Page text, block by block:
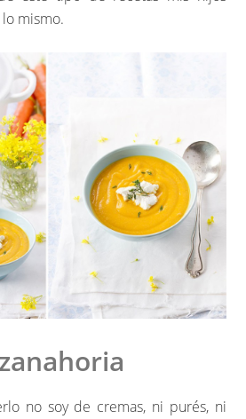
mismo.
no soy de cremas, ni purés, ni